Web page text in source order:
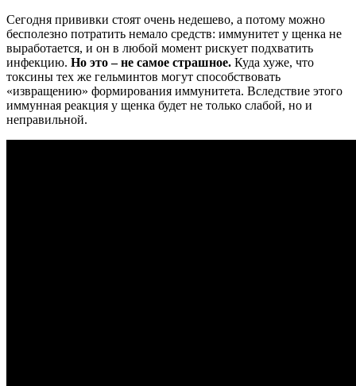
Сегодня прививки стоят очень недешево, а потому можно
бесполезно потратить немало средств: иммунитет у щенка не
выработается, и он в любой момент рискует подхватить
инфекцию. Но это – не самое страшное. Куда хуже, что
токсины тех же гельминтов могут способствовать
«извращению» формирования иммунитета. Вследствие этого
иммунная реакция у щенка будет не только слабой, но и
неправильной.